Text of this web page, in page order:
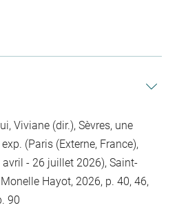
Viviane (dir.), Sèvres, une
(Paris (Externe, France),
avril - 26 juillet 2026), Saint-
Hayot, 2026, p. 40, 46,
90